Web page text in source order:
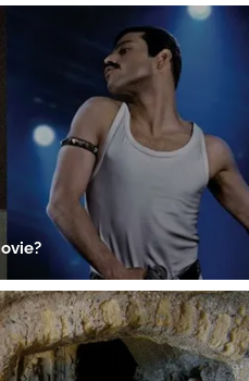
a nuestro boletín.
ACEPTAR